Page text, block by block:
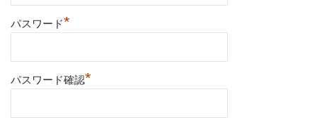
パスワード*
パスワード確認*